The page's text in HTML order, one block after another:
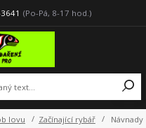
(Po-Pá, 8-17 hod.)
lovu Začínající rybář Návnady